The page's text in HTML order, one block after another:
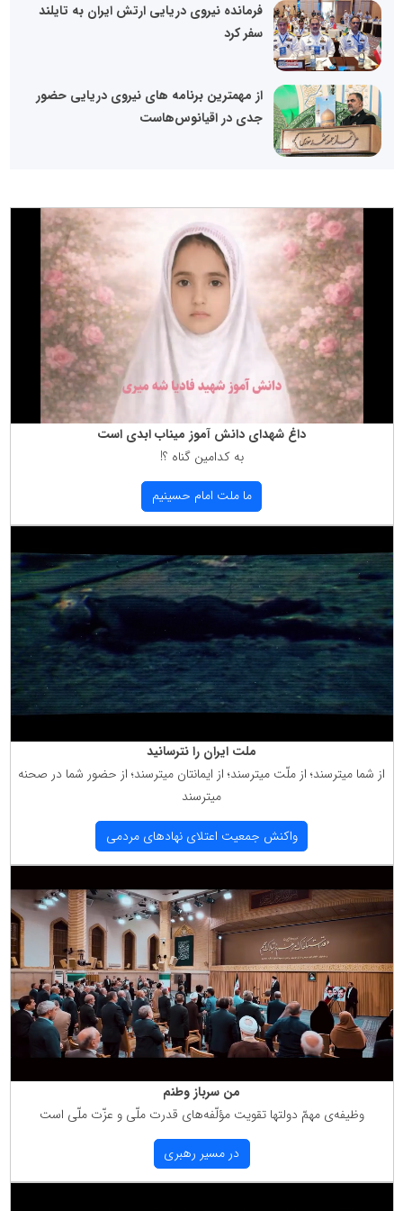
فرمانده نیروی دریایی ارتش ایران به تایلند
سفر کرد
از مهمترین برنامه های نیروی دریایی حضور
جدی در اقیانوس‌هاست
داغ شهدای دانش آموز میناب ابدی است
به كدامین گناه ؟!
ما ملت امام حسینیم
ملت ایران را نترسانید
از شما میترسند؛ از ملّت میترسند؛ از ایمانتان میترسند؛ از حضور شما در صحنه
میترسند
واكنش جمعیت اعتلای نهادهای مردمی
من سرباز وطنم
وظیفه‌ی مهمّ دولتها تقویت مؤلّفه‌های قدرت ملّی و عزّت ملّی است
در مسیر رهبری